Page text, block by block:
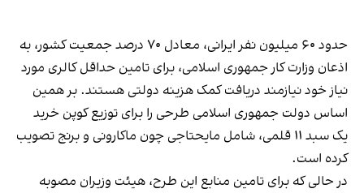
حدود ۶۰ میلیون نفر ایرانی، معادل ۷۰ درصد جمعیت کشور، به
اذعان وزارت کار جمهوری اسلامی، برای تامین حداقل کالری مورد
نیاز خود نیازمند دریافت کمک هزینه دولتی هستند. بر همین
اساس دولت جمهوری اسلامی طرحی را برای توزیع کوپن خرید
یک سبد ۱۱ قلمی، شامل مایحتاجی چون ماکارونی و برنج تصویب
کرده است.
در حالی که برای تامین منابع این طرح، هیئت وزیران مصوبه